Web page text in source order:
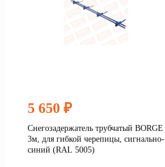
5 650 ₽
Снегозадержатель трубчатый BORGE
3м, для гибкой черепицы, сигнально-
синий (RAL 5005)